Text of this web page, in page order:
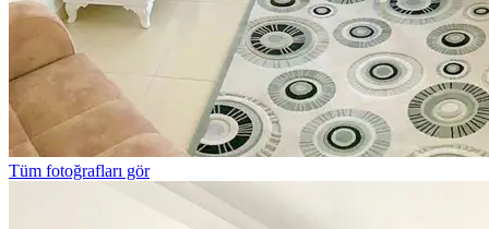
Tüm fotoğrafları gör